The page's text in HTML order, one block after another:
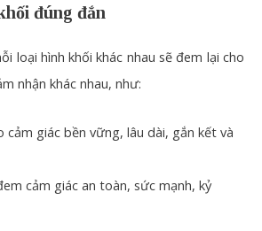
đúng đắn
loại hình khối khác nhau sẽ đem lại cho
nhận khác nhau, như:
cảm giác bền vững, lâu dài, gắn kết và
cảm giác an toàn, sức mạnh, kỷ